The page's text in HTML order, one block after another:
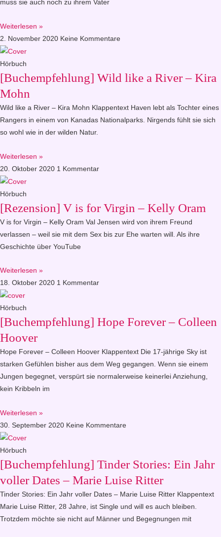
muss sie auch noch zu ihrem Vater
Weiterlesen »
2. November 2020 Keine Kommentare
Hörbuch
[Buchempfehlung] Wild like a River – Kira
Mohn
Wild like a River – Kira Mohn Klappentext Haven lebt als Tochter eines
Rangers in einem von Kanadas Nationalparks. Nirgends fühlt sie sich
so wohl wie in der wilden Natur.
Weiterlesen »
20. Oktober 2020 1 Kommentar
Hörbuch
[Rezension] V is for Virgin – Kelly Oram
V is for Virgin – Kelly Oram Val Jensen wird von ihrem Freund
verlassen – weil sie mit dem Sex bis zur Ehe warten will. Als ihre
Geschichte über YouTube
Weiterlesen »
18. Oktober 2020 1 Kommentar
Hörbuch
[Buchempfehlung] Hope Forever – Colleen
Hoover
Hope Forever – Colleen Hoover Klappentext Die 17-jährige Sky ist
starken Gefühlen bisher aus dem Weg gegangen. Wenn sie einem
Jungen begegnet, verspürt sie normalerweise keinerlei Anziehung,
kein Kribbeln im
Weiterlesen »
30. September 2020 Keine Kommentare
Hörbuch
[Buchempfehlung] Tinder Stories: Ein Jahr
voller Dates – Marie Luise Ritter
Tinder Stories: Ein Jahr voller Dates – Marie Luise Ritter Klappentext
Marie Luise Ritter, 28 Jahre, ist Single und will es auch bleiben.
Trotzdem möchte sie nicht auf Männer und Begegnungen mit